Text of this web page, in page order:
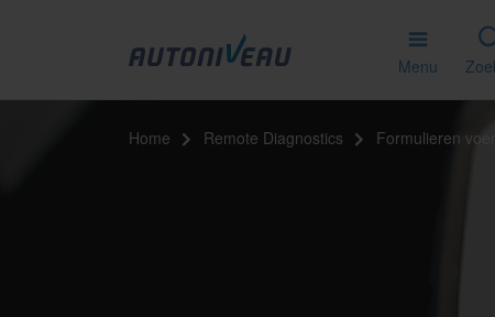
Menu
Home Remote Diagnostics Formulieren